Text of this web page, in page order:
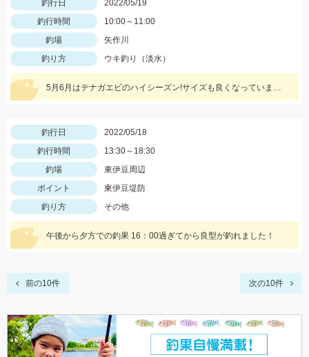
釣行日
2022/05/19
釣行時間
10:00～11:00
釣場
矢作川
釣り方
ウキ釣り（淡水）
5月6月はテナガエビのハイシーズン!サイズも良くなっています!エサは石ゴカイで、小さく切ると針掛かりアップします!
釣行日
2022/05/18
釣行時間
13:30～18:30
釣場
東伊豆周辺
ポイント
東伊豆堤防
釣り方
その他
午後から夕方での釣果 16：00過ぎてから良型が釣れました！
前の10件 次の10件